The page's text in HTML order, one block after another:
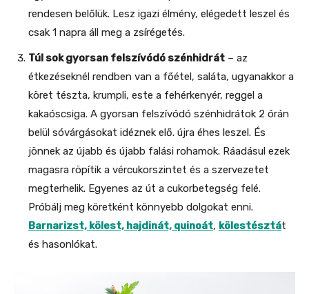
rendesen belőlük. Lesz igazi élmény, elégedett leszel és
csak 1 napra áll meg a zsírégetés.
Túl sok gyorsan felszívódó szénhidrát – az
étkezéseknél rendben van a főétel, saláta, ugyanakkor a
köret tészta, krumpli, este a fehérkenyér, reggel a
kakaóscsiga. A gyorsan felszívódó szénhidrátok 2 órán
belül sóvárgásokat idéznek elő. újra éhes leszel. És
jönnek az újabb és újabb falási rohamok. Ráadásul ezek
magasra röpítik a vércukorszintet és a szervezetet
megterhelik. Egyenes az út a cukorbetegség felé.
Próbálj meg köretként könnyebb dolgokat enni.
Barnarizst, kölest, hajdinát, quinoát, kölestésztát
és hasonlókat.